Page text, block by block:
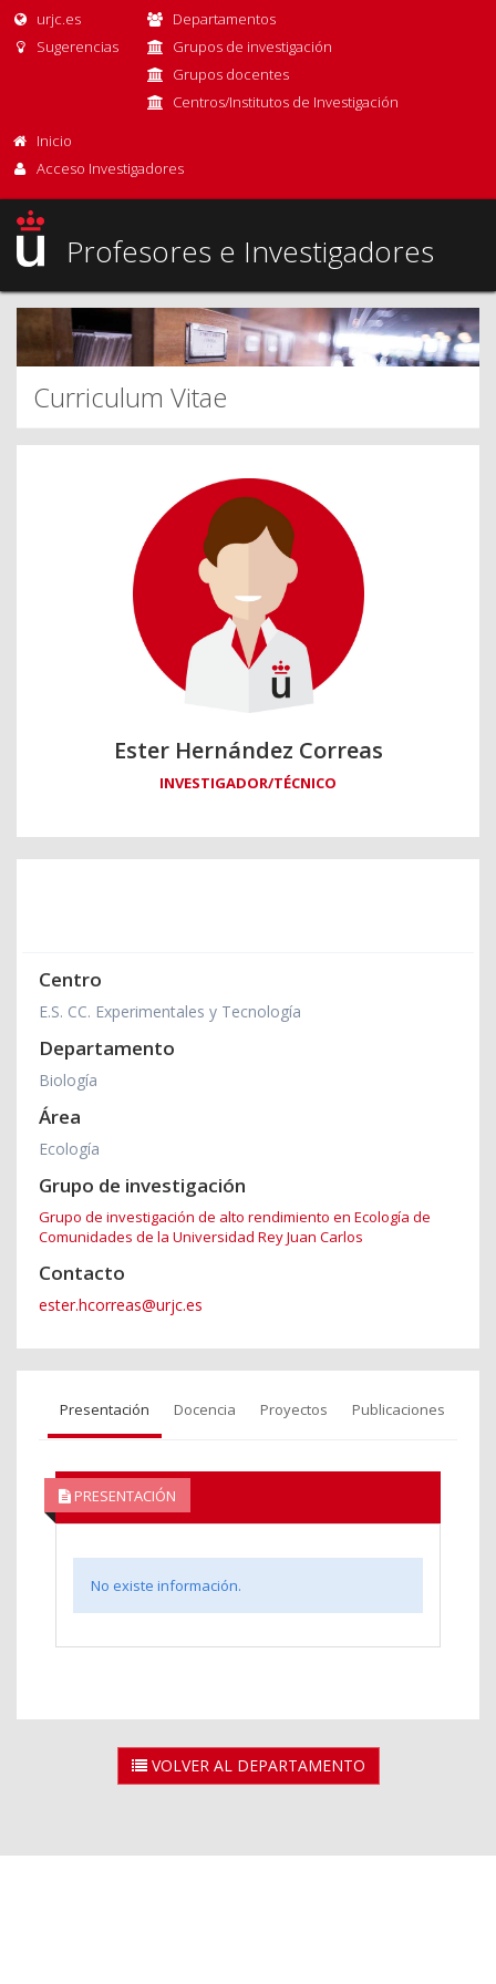
urjc.es
Sugerencias
Departamentos
Grupos de investigación
Grupos docentes
Centros/Institutos de Investigación
Inicio
Acceso Investigadores
Profesores e Investigadores
Curriculum Vitae
Ester Hernández Correas
INVESTIGADOR/TÉCNICO
Centro
E.S. CC. Experimentales y Tecnología
Departamento
Biología
Área
Ecología
Grupo de investigación
Grupo de investigación de alto rendimiento en Ecología de
Comunidades de la Universidad Rey Juan Carlos
Contacto
ester.hcorreas@urjc.es
Presentación Docencia Proyectos Publicaciones
PRESENTACIÓN
No existe información.
VOLVER AL DEPARTAMENTO